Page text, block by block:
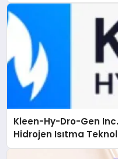
Kleen-Hy-Dro-Gen
Hidrojen Isıtma
Düzenleyici Onaylarını